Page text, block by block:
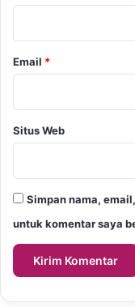
Email *
Situs Web
Simpan nama,
untuk komentar saya